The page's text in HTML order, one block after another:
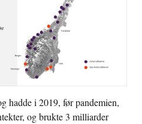
hadde i 2019, før pandemien,
og brukte 3 milliarder